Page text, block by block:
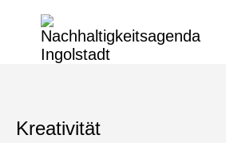
Kreativität